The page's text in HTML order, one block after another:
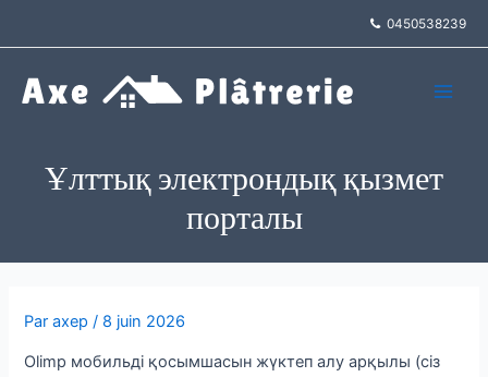
0450538239
Ұлттық электрондық қызмет
порталы
Paraxep / 8 juin 2026
Olimp мобильді қосымшасын жүктеп алу арқылы (сіз